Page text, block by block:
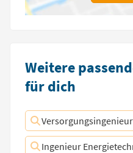
Weitere
für dich
Versorgungsingenieur
Ingenieur